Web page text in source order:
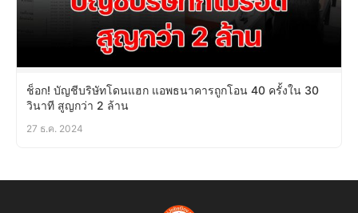
ช็อก! บัญชีบริษัทโดนแฮก แอพธนาคารถูกโอน 40 ครั้งใน 30
วินาที สูญกว่า 2 ล้าน
27 ธ.ค. 2024